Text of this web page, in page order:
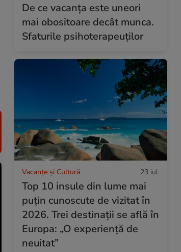
De ce vacanța este uneori
mai obositoare decât munca.
Sfaturile psihoterapeuților
Vacanțe și Cultură 23 iul.
Top 10 insule din lume mai
puțin cunoscute de vizitat în
2026. Trei destinații se află în
Europa: „O experiență de
neuitat”